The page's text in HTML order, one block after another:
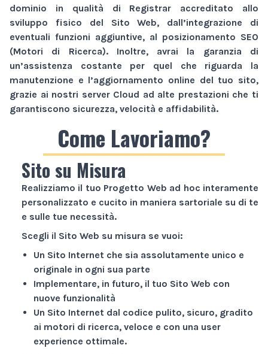
dominio in qualità di Registrar accreditato allo
sviluppo fisico del Sito Web, dall’integrazione di
eventuali funzioni aggiuntive, al posizionamento SEO
(Motori di Ricerca). Inoltre, avrai la garanzia di
un’assistenza costante per quel che riguarda la
manutenzione e l’aggiornamento online del tuo sito,
grazie ai nostri server Cloud ad alte prestazioni che ti
garantiscono sicurezza, velocità e affidabilità.
Come Lavoriamo?
Sito su Misura
Realizziamo il tuo Progetto Web ad hoc interamente
personalizzato e cucito in maniera sartoriale su di te
e sulle tue necessità.
Scegli il Sito Web su misura se vuoi:
Un Sito Internet che sia assolutamente unico e
originale in ogni sua parte
Implementare, in futuro, il tuo Sito Web con
nuove funzionalità
Un Sito Internet dal codice pulito, sicuro, gradito
ai motori di ricerca, veloce e con una user
experience ottimale.